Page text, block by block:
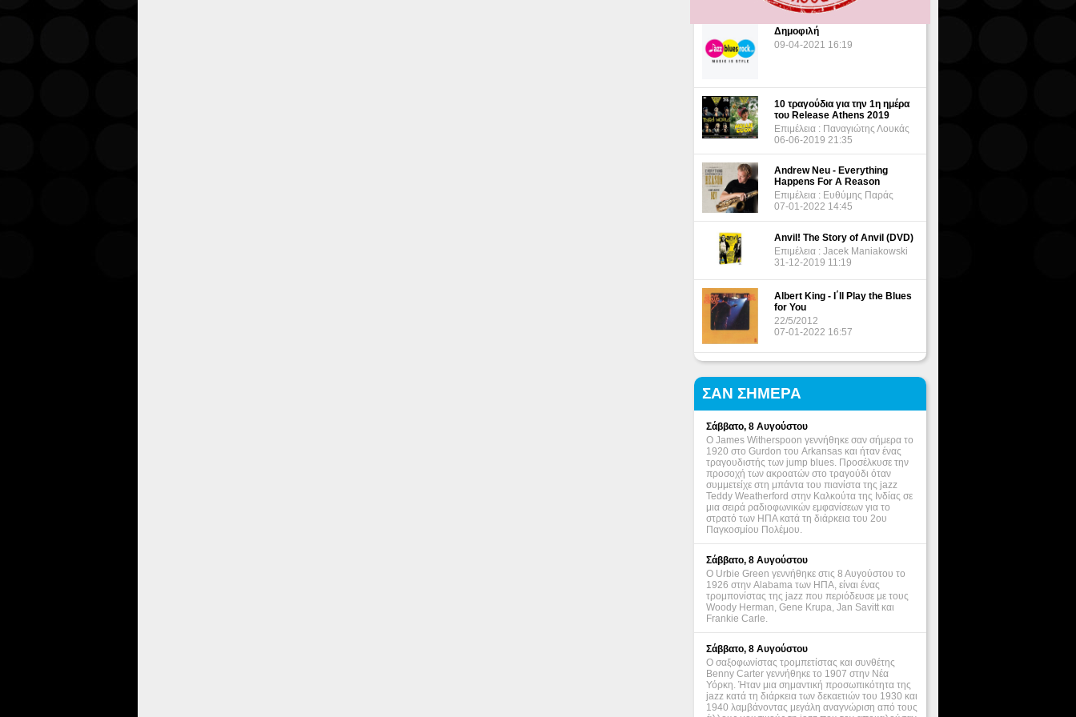
Δημοφιλή
09-04-2021 16:19
10 τραγούδια για την 1η ημέρα
του Release Athens 2019
Επιμέλεια : Παναγιώτης Λουκάς
06-06-2019 21:35
Andrew Neu - Everything
Happens For A Reason
Επιμέλεια : Ευθύμης Παράς
07-01-2022 14:45
Anvil! The Story of Anvil (DVD)
Επιμέλεια : Jacek Maniakowski
31-12-2019 11:19
Albert King - I΄ll Play the Blues
for You
22/5/2012
07-01-2022 16:57
ΣΑΝ ΣΗΜΕΡΑ
Σάββατο, 8 Αυγούστου
Ο James Witherspoon γεννήθηκε σαν σήμερα το
1920 στο Gurdon του Arkansas και ήταν ένας
τραγουδιστής των jump blues. Προσέλκυσε την
προσοχή των ακροατών στο τραγούδι όταν
συμμετείχε στη μπάντα του πιανίστα της jazz
Teddy Weatherford στην Καλκούτα της Ινδίας σε
μια σειρά ραδιοφωνικών εμφανίσεων για το
στρατό των ΗΠΑ κατά τη διάρκεια του 2ου
Παγκοσμίου Πολέμου.
Σάββατο, 8 Αυγούστου
Ο Urbie Green γεννήθηκε στις 8 Αυγούστου το
1926 στην Alabama των ΗΠΑ, είναι ένας
τρομπονίστας της jazz που περιόδευσε με τους
Woody Herman, Gene Krupa, Jan Savitt και
Frankie Carle.
Σάββατο, 8 Αυγούστου
Ο σαξοφωνίστας τρομπετίστας και συνθέτης
Benny Carter γεννήθηκε το 1907 στην Νέα
Υόρκη. Ήταν μια σημαντική προσωπικότητα της
jazz κατά τη διάρκεια των δεκαετιών του 1930 και
1940 λαμβάνοντας μεγάλη αναγνώριση από τους